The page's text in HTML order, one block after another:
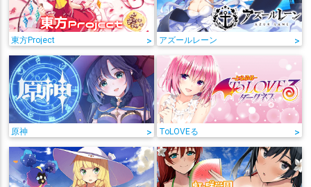
東方Project > アズールレーン >
原神 > ToLOVEる >